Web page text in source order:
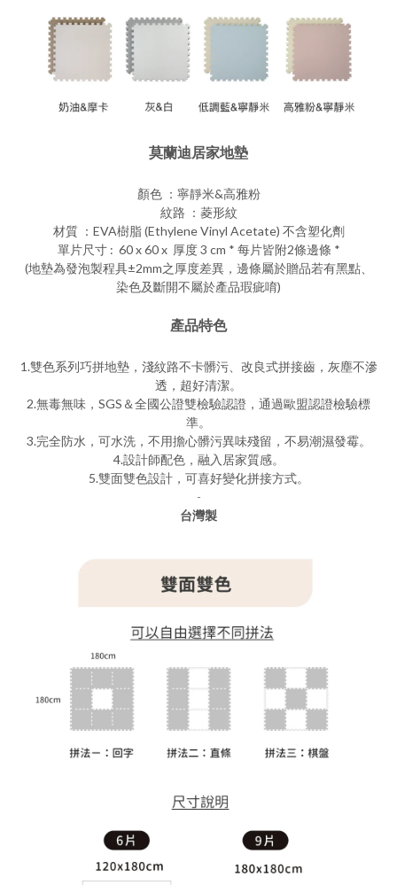
莫蘭迪居家地墊
顏色 ：寧靜米&高雅粉
紋路 ：菱形紋
材質 ：EVA樹脂 (Ethylene Vinyl Acetate) 不含塑化劑
單片尺寸 : 60 x 60 x 厚度 3 cm * 每片皆附2條邊條 *
(地墊為發泡製程具±2mm之厚度差異，邊條屬於贈品若有黑點、
染色及斷開不屬於產品瑕疵唷)
產品特色
1.雙色系列巧拼地墊，淺紋路不卡髒污、改良式拼接齒，灰塵不滲
透，超好清潔。
2.無毒無味，SGS＆全國公證雙檢驗認證，通過歐盟認證檢驗標
準。
3.完全防水，可水洗，不用擔心髒污異味殘留，不易潮濕發霉。
4.設計師配色，融入居家質感。
5.雙面雙色設計，可喜好變化拼接方式。
-
台灣製